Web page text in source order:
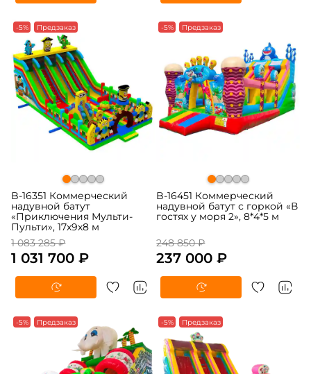
-5% Предзаказ
B-16351 Коммерческий
надувной батут
«Приключения Мульти-
Пульти», 17х9х8 м
1 083 285 ₽
1 031 700 ₽
-5% Предзаказ
B-16451 Коммерческий
надувной батут с горкой «В
гостях у моря 2», 8*4*5 м
248 850 ₽
237 000 ₽
-5% Предзаказ -5% Предзаказ